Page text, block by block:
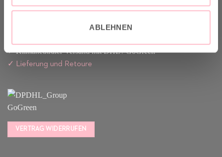
ABLEHNEN
VERSAND & INFO
✓ Klimaneutraler Versand mit DHL / GoGreen
✓ Lieferung und Retoure
VERTRAG WIDERRUFEN